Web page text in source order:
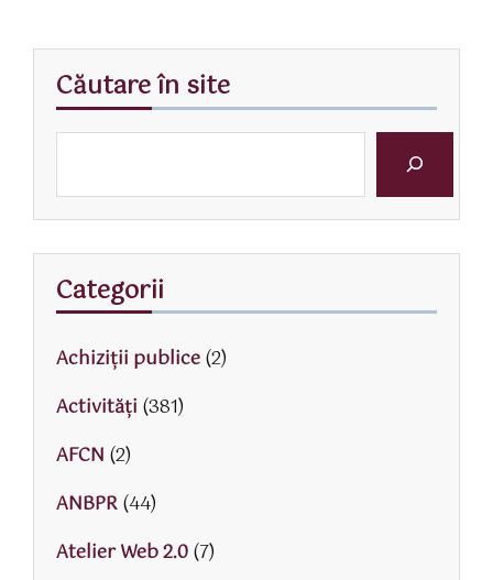
Căutare în site
Categorii
Achiziții publice(2)
Activităţi (381)
AFCN (2)
ANBPR(44)
Atelier Web 2.0(7)